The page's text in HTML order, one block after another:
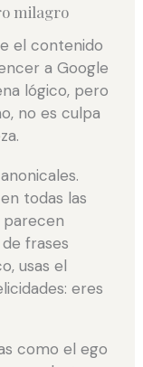
milagro
el contenido
a Google
lógico, pero
no es culpa
todas las
parecen
frases
usas el
eres
como el ego